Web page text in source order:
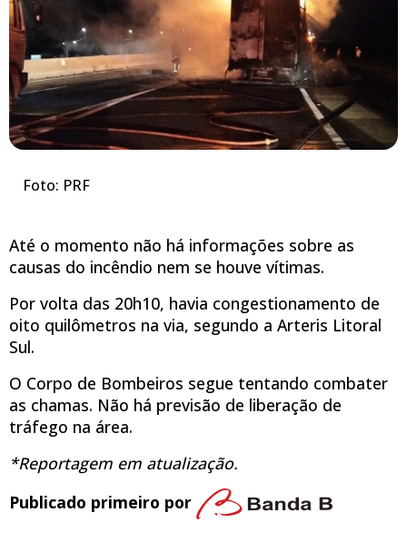
Foto: PRF
Até o momento não há informações sobre as
causas do incêndio nem se houve vítimas.
Por volta das 20h10, havia congestionamento de
oito quilômetros na via, segundo a Arteris Litoral
Sul.
O Corpo de Bombeiros segue tentando combater
as chamas. Não há previsão de liberação de
tráfego na área.
*Reportagem em atualização.
Publicado primeiro por